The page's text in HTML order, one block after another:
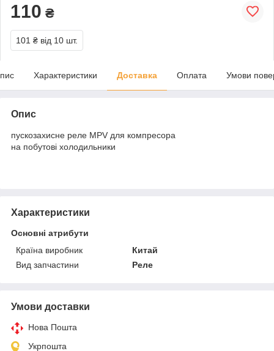
110 ₴
101 ₴ від 10 шт.
Характеристики Доставка Оплата Умови
Опис
пускозахисне реле MPV для компресора
на побутові холодильники
Характеристики
Основні атрибути
Країна виробник
Китай
Вид запчастини
Реле
Умови доставки
Нова Пошта
Укрпошта